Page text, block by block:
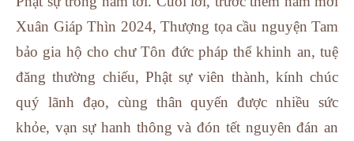
Xuân Giáp Thìn 2024, Thượng tọa cầu nguyện Tam
bảo gia hộ cho chư Tôn đức pháp thể khinh an, tuệ
đăng thường chiếu, Phật sự viên thành, kính chúc
quý lãnh đạo, cùng thân quyến được nhiều sức
khỏe, vạn sự hanh thông và đón tết nguyên đán an